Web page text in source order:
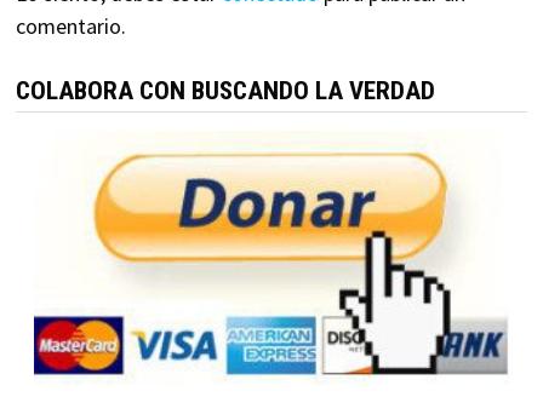
comentario.
COLABORA CON BUSCANDO LA VERDAD